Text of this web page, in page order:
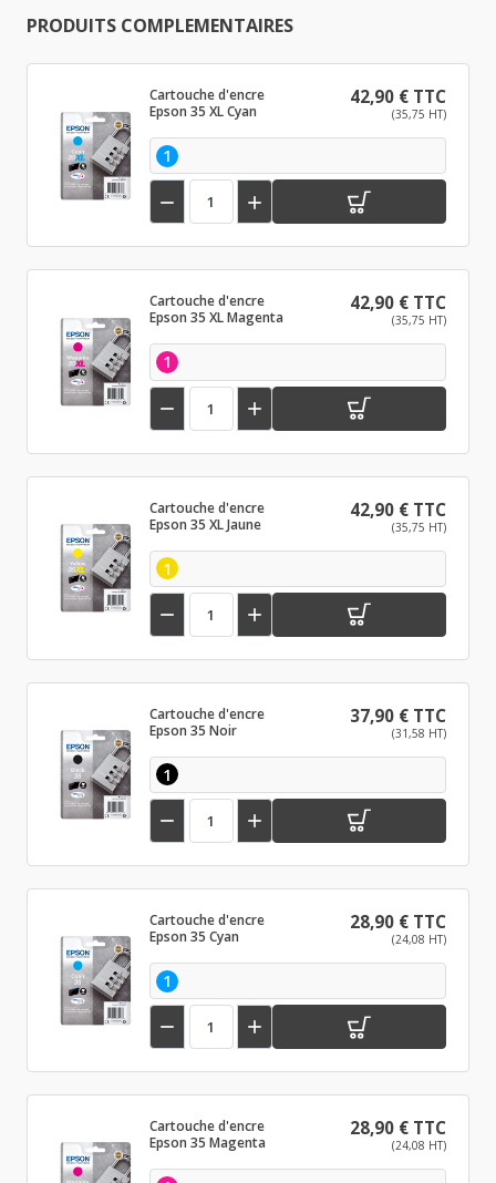
PRODUITS COMPLEMENTAIRES
Cartouche d'encre
Epson 35 XL Cyan
42,90 € TTC
(35,75 HT)
1
 
Cartouche d'encre
Epson 35 XL Magenta
42,90 € TTC
(35,75 HT)
1
 
Cartouche d'encre
Epson 35 XL Jaune
42,90 € TTC
(35,75 HT)
1
 
Cartouche d'encre
Epson 35 Noir
37,90 € TTC
(31,58 HT)
1
 
Cartouche d'encre
Epson 35 Cyan
28,90 € TTC
(24,08 HT)
1
 
Cartouche d'encre
Epson 35 Magenta
28,90 € TTC
(24,08 HT)